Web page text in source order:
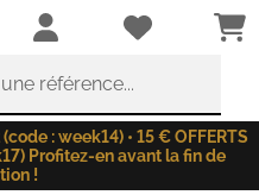
référence...
: week14) • 15 € OFFERTS
Profitez-en avant la fin de
!